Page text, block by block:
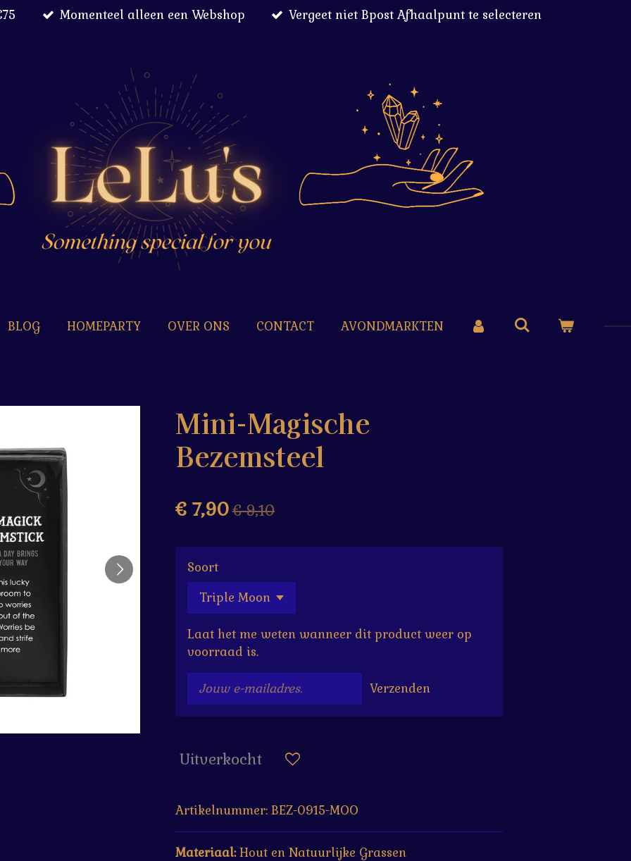
Momenteel alleen een Webshop Vergeet niet Bpost Afhaalpunt te selecteren
BLOG HOMEPARTY OVER ONS CONTACT AVONDMARKTEN
Mini-Magische
Bezemsteel
€ 7,90€ 9,10
Soort
Laat het me weten wanneer dit product weer op
voorraad is.
Verzenden
Uitverkocht
Artikelnummer: BEZ-0915-MOO
Materiaal:Hout en Natuurlijke Grassen